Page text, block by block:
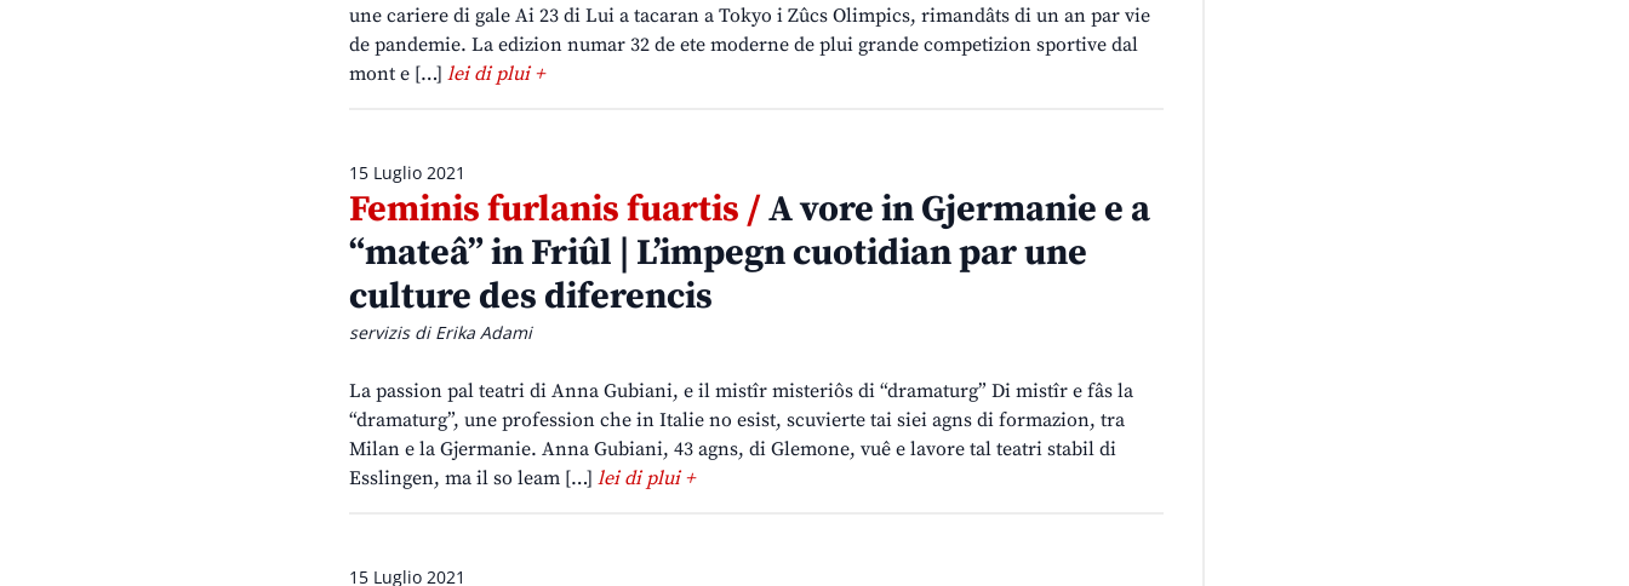
une cariere di gale Ai 23 di Lui a tacaran a Tokyo i Zûcs Olimpics, rimandâts di un an par vie
de pandemie. La edizion numar 32 de ete moderne de plui grande competizion sportive dal
mont e […] lei di plui +
15 Luglio 2021
Feminis furlanis fuartis /A vore in Gjermanie e a
“mateâ” in Friûl | L’impegn cuotidian par une
culture des diferencis
servizis di Erika Adami
La passion pal teatri di Anna Gubiani, e il mistîr misteriôs di “dramaturg” Di mistîr e fâs la
“dramaturg”, une profession che in Italie no esist, scuvierte tai siei agns di formazion, tra
Milan e la Gjermanie. Anna Gubiani, 43 agns, di Glemone, vuê e lavore tal teatri stabil di
Esslingen, ma il so leam […] lei di plui +
15 Luglio 2021